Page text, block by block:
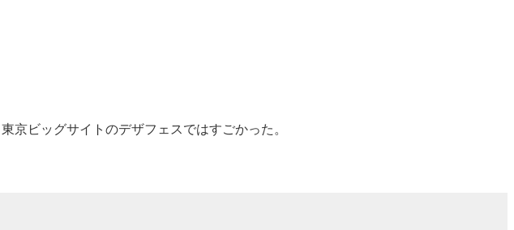
京ビッグサイトのデザフェスではすごかった。